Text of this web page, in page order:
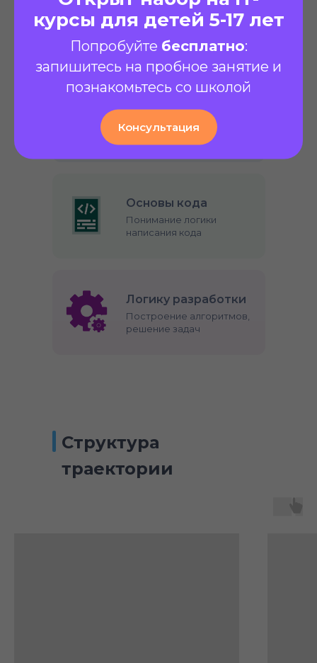
Сервис для онлайн
обучения
iSpring
Сервис для онлайн
обучения
Основы кода
Понимание логики
написания кода
Логику разработки
Построение алгоритмов,
решение задач
Структура
траектории
курсы для детей 5-17 лет
Попробуйте бесплатно:
запишитесь на пробное занятие и
познакомьтесь со школой
Консультация